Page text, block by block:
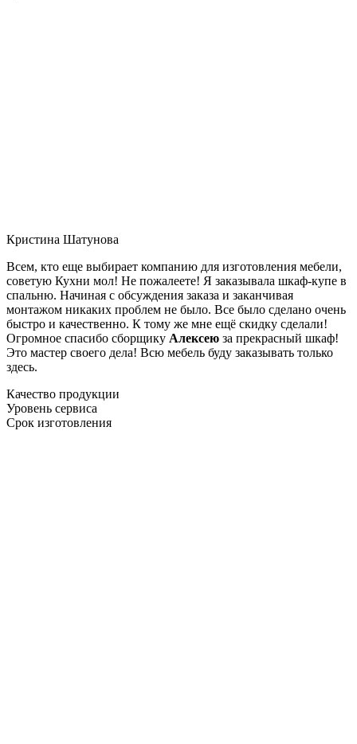
Кристина Шатунова
Всем, кто еще выбирает компанию для изготовления мебели,
советую Кухни мол! Не пожалеете! Я заказывала шкаф-купе в
спальню. Начиная с обсуждения заказа и заканчивая
монтажом никаких проблем не было. Все было сделано очень
быстро и качественно. К тому же мне ещё скидку сделали!
Огромное спасибо сборщику Алексею за прекрасный шкаф!
Это мастер своего дела! Всю мебель буду заказывать только
здесь.
Качество продукции
Уровень сервиса
Срок изготовления